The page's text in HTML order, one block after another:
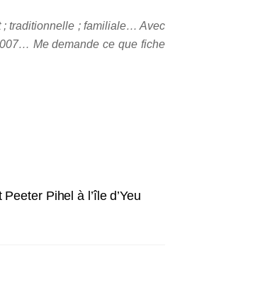
; traditionnelle ; familiale… Avec
Me demande ce que fiche
Pihel à l’île d’Yeu